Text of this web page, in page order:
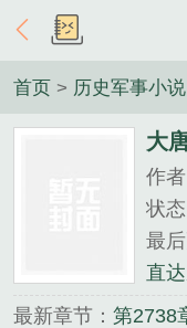
首页 > 历史军事小说
大
作者
状
最
直
最新章节： 第2738